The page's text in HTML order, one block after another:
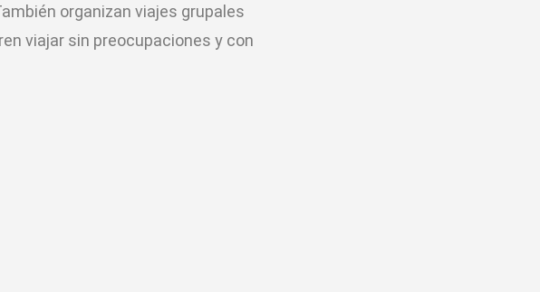
organizan viajes grupales
viajar sin preocupaciones y con